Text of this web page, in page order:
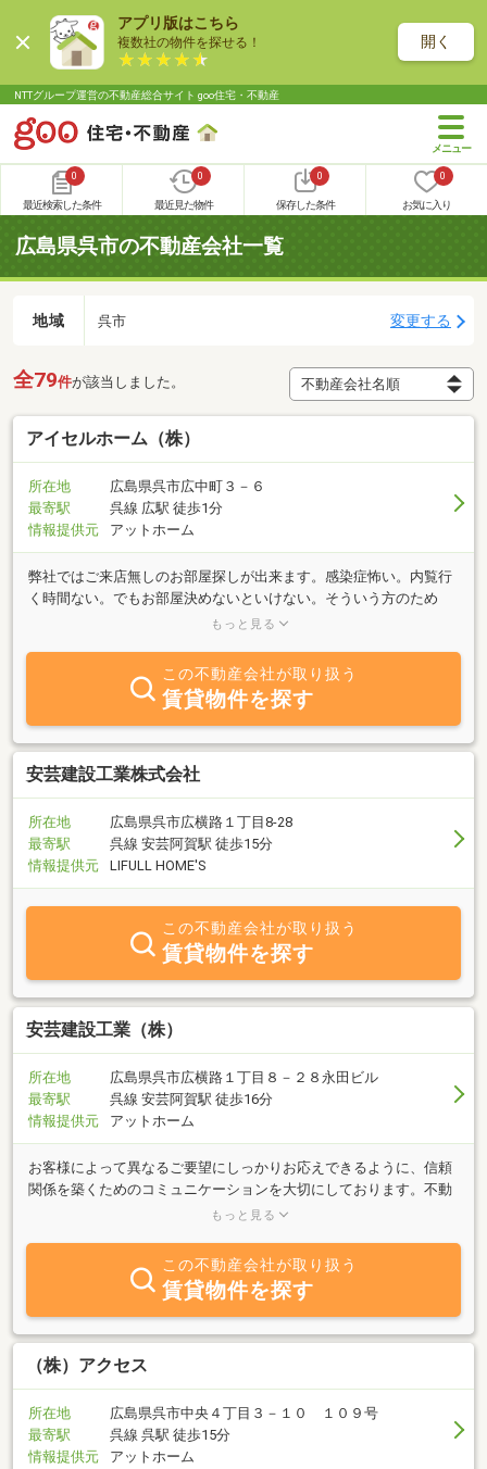
アプリ版はこちら
複数社の物件を探せる！ 開く
NTTグループ運営の不動産総合サイト goo住宅・不動産
0
最近検索した条件
0
最近見た物件
0
保存した条件
0
お気に入り
広島県呉市の不動産会社一覧
地域 呉市 変更する
全79件が該当しました。
アイセルホーム（株）
所在地
広島県呉市広中町３－６
最寄駅
呉線 広駅 徒歩1分
情報提供元
アットホーム
弊社ではご来店無しのお部屋探しが出来ます。感染症怖い。内覧行
く時間ない。でもお部屋決めないといけない。そういう方のため
に、まず、ＬＩＮＥやメールで気になった物件以外の類似物件紹
頂きたきですが、ＬＩＮＥやメールなどにお部屋写真や周辺写真や
動画などお送りします。スマホ1台で簡単に内覧疑似体験。ぜひご
連絡お待ちしてます。
もっと見る
この不動産会社が取り扱う
賃貸物件を探す
安芸建設工業株式会社
所在地
広島県呉市広横路１丁目8-28
最寄駅
呉線 安芸阿賀駅 徒歩15分
情報提供元
LIFULL HOME'S
この不動産会社が取り扱う
賃貸物件を探す
安芸建設工業（株）
所在地
広島県呉市広横路１丁目８－２８永田ビル
最寄駅
呉線 安芸阿賀駅 徒歩16分
情報提供元
アットホーム
お客様によって異なるご要望にしっかりお応えできるように、信頼
関係を築くためのコミュニケーションを大切にしております。不動
産の売買以外にリフォームも対応できますので、お気軽にご相談く
もっと見る
この不動産会社が取り扱う
賃貸物件を探す
（株）アクセス
所在地
広島県呉市中央４丁目３－１０ １０９号
最寄駅
呉線 呉駅 徒歩15分
情報提供元
アットホーム